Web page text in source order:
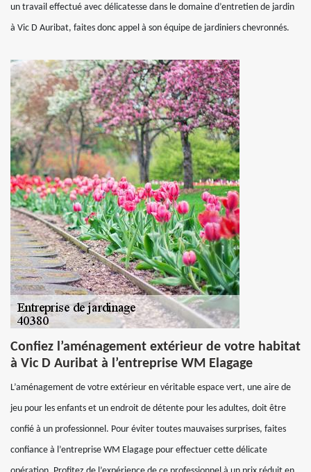
un travail effectué avec délicatesse dans le domaine d’entretien de jardin
à Vic D Auribat, faites donc appel à son équipe de jardiniers chevronnés.
Confiez l’aménagement extérieur de votre habitat
à Vic D Auribat à l’entreprise WM Elagage
L’aménagement de votre extérieur en véritable espace vert, une aire de
jeu pour les enfants et un endroit de détente pour les adultes, doit être
confié à un professionnel. Pour éviter toutes mauvaises surprises, faites
confiance à l’entreprise WM Elagage pour effectuer cette délicate